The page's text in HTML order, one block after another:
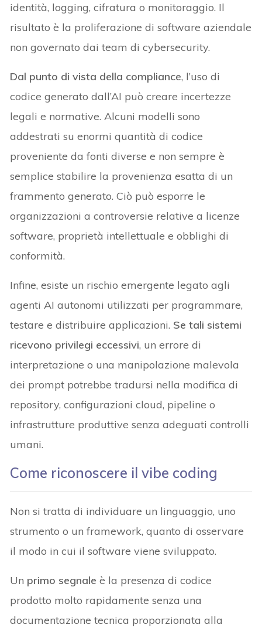
identità, logging, cifratura o monitoraggio. Il
risultato è la proliferazione di software aziendale
non governato dai team di cybersecurity.
Dal punto di vista della compliance, l’uso di
codice generato dall’AI può creare incertezze
legali e normative. Alcuni modelli sono
addestrati su enormi quantità di codice
proveniente da fonti diverse e non sempre è
semplice stabilire la provenienza esatta di un
frammento generato. Ciò può esporre le
organizzazioni a controversie relative a licenze
software, proprietà intellettuale e obblighi di
conformità.
Infine, esiste un rischio emergente legato agli
agenti AI autonomi utilizzati per programmare,
testare e distribuire applicazioni. Se tali sistemi
ricevono privilegi eccessivi, un errore di
interpretazione o una manipolazione malevola
dei prompt potrebbe tradursi nella modifica di
repository, configurazioni cloud, pipeline o
infrastrutture produttive senza adeguati controlli
umani.
Come riconoscere il vibe coding
Non si tratta di individuare un linguaggio, uno
strumento o un framework, quanto di osservare
il modo in cui il software viene sviluppato.
Un primo segnale è la presenza di codice
prodotto molto rapidamente senza una
documentazione tecnica proporzionata alla